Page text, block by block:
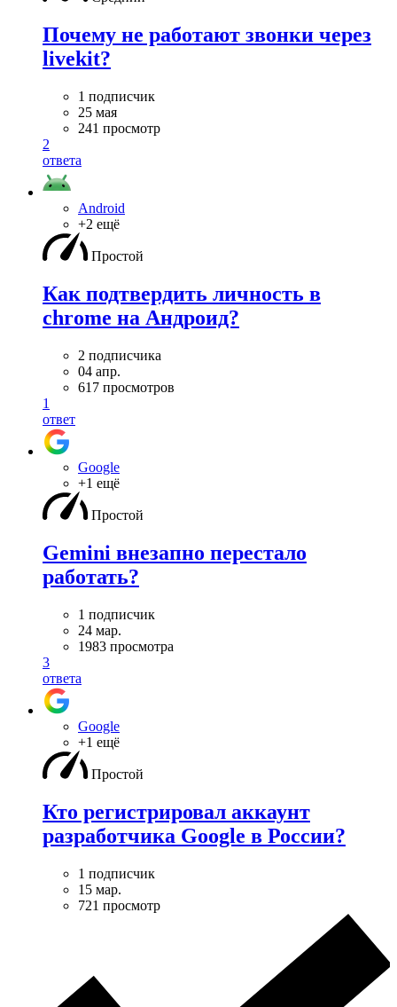
Почему не работают звонки через
livekit?
1 подписчик
25 мая
241 просмотр
2
ответа
Android
+2 ещё
Простой
Как подтвердить личность в
chrome на Андроид?
2 подписчика
04 апр.
617 просмотров
1
ответ
Google
+1 ещё
Простой
Gemini внезапно перестало
работать?
1 подписчик
24 мар.
1983 просмотра
3
ответа
Google
+1 ещё
Простой
Кто регистрировал аккаунт
разработчика Google в России?
1 подписчик
15 мар.
721 просмотр